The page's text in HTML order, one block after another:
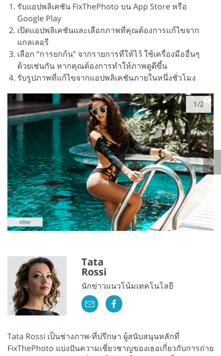
รับแอปพลิเคชัน FixThePhoto บน App Store หรือ
Google Play
เปิดแอปพลิเคชันและเลือกภาพที่คุณต้องการแก้ไขจาก
แกลเลอรี
เลือก “การยกก้น” จากรายการที่ให้ไว้ ใช้เครื่องมืออื่นๆ
ด้วยเช่นกัน หากคุณต้องการทำให้ภาพดูดีขึ้น
รับรูปภาพที่แก้ไขจากแอปพลิเคชันภายในหนึ่งชั่วโมง
1/2
Tata
Rossi
นักข่าวแนวโน้มเทคโนโลยี
Tata Rossi เป็นช่างภาพ-ที่ปรึกษา ผู้สนับสนุนหลักที่
FixThePhoto แบ่งปันความเชี่ยวชาญของเธอเกี่ยวกับการถ่าย